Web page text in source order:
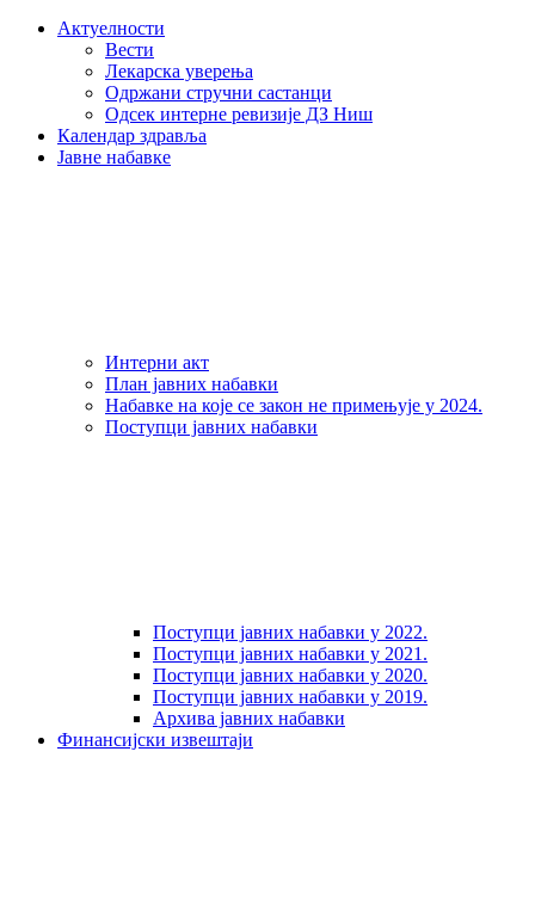
Актуелности
Вести
Лекарска уверења
Одржани стручни састанци
Одсек интерне ревизије ДЗ Ниш
Календар здравља
Јавне набавке
Интерни акт
План јавних набавки
Набавке на које се закон не примењује у 2024.
Поступци јавних набавки
Поступци јавних набавки у 2022.
Поступци јавних набавки у 2021.
Поступци јавних набавки у 2020.
Поступци јавних набавки у 2019.
Архива јавних набавки
Финансијски извештаји